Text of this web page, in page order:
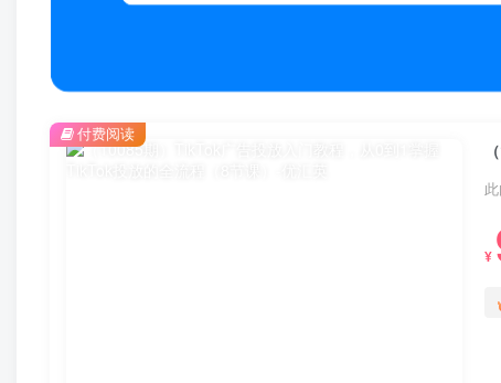
¥
付费阅读